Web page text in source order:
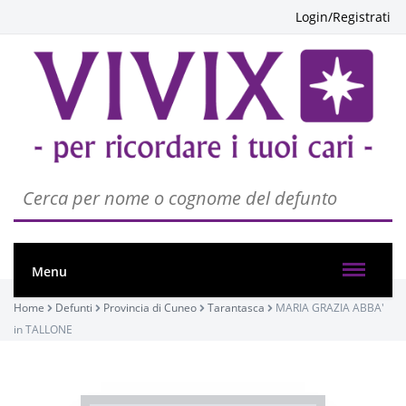
Login/Registrati
Menu
Home Defunti Provincia di Cuneo Tarantasca
MARIA GRAZIA ABBA'
in TALLONE
PASSATE:
FUNERALE
Tarantasca, Parrocchia San Bernardo